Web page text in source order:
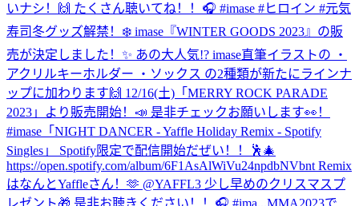
いナシ！🙌 たくさん聴いてね！！🎧 #imase #ヒロイン #元気
寿司 冬グッズ解禁！❄️ imase『WINTER GOODS 2023』の販
売が決定しました！✨ あの大人気!? imase直筆イラストの ・
アクリルキーホルダー ・ソックス の2種類が新たにラインナ
ップに加わります🙌 12/16(土)「MERRY ROCK PARADE
2023」より販売開始！📣 是非チェックお願いします👀！
#imase 「NIGHT DANCER - Yaffle Holiday Remix - Spotify
Singles」 Spotify限定で配信開始だぜい！！🕺🎄
https://open.spotify.com/album/6F1AsAlWiVu24npdbNVbnt Remix
はなんとYaffleさん！🫶 @YAFFL3 少し早めのクリスマスプ
レゼント🎁 是非お聴きください！！🎧 #ima...MMA2023で